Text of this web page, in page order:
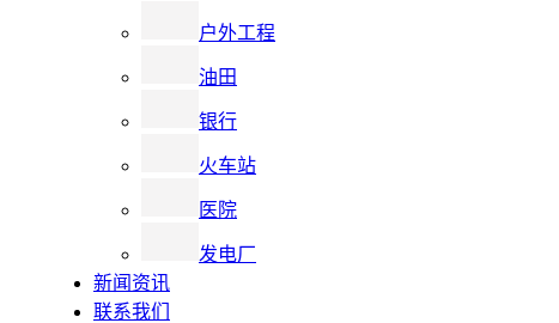
户外工程
油田
银行
火车站
医院
发电厂
新闻资讯
联系我们